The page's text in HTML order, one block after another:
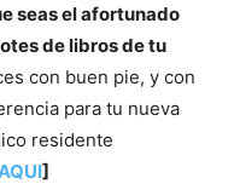
seas el afortunado
de libros de tu
con buen pie, y con
para tu nueva
residente
]